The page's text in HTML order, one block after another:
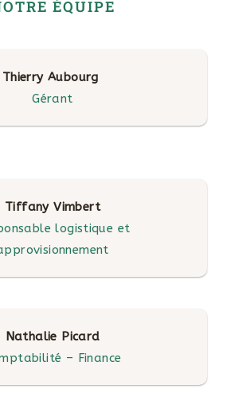
ÉQUIPE
Thierry Aubourg
Gérant
Tiffany Vimbert
logistique et
Nathalie Picard
– Finance